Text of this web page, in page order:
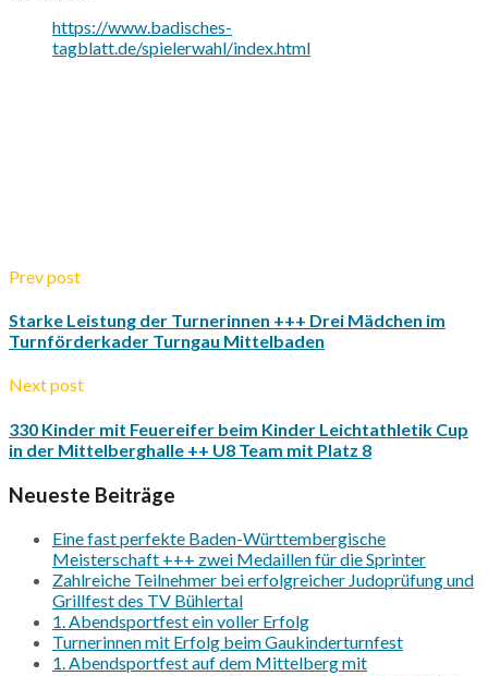
https://www.badisches-
tagblatt.de/spielerwahl/index.html
Prev post
Starke Leistung der Turnerinnen +++ Drei Mädchen im
Turnförderkader Turngau Mittelbaden
Next post
330 Kinder mit Feuereifer beim Kinder Leichtathletik Cup
in der Mittelberghalle ++ U8 Team mit Platz 8
Neueste Beiträge
Eine fast perfekte Baden-Württembergische
Meisterschaft +++ zwei Medaillen für die Sprinter
Zahlreiche Teilnehmer bei erfolgreicher Judoprüfung und
Grillfest des TV Bühlertal
1. Abendsportfest ein voller Erfolg
Turnerinnen mit Erfolg beim Gaukinderturnfest
1. Abendsportfest auf dem Mittelberg mit